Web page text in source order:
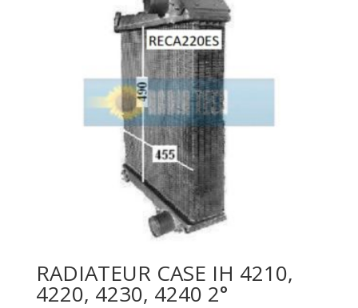
RADIATEUR CASE IH 4210,
4220, 4230, 4240 2°